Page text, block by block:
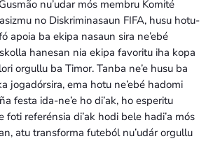
nu’udar mós membru Komité
no Diskriminasaun FIFA, husu hotu-
apoia ba ekipa nasaun sira ne’ebé
hanesan nia ekipa favoritu iha kopa
orgullu ba Timor. Tanba ne’e husu ba
jogadórsira, ema hotu ne’ebé hadomi
festa ida-ne’e ho di’ak, ho esperitu
foti referénsia di’ak hodi bele hadi’a mós
atu transforma futeból nu’udár orgullu